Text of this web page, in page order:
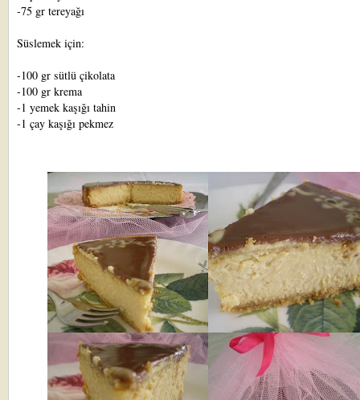
-75 gr tereyağı
Süslemek için:
-100 gr sütlü çikolata
-100 gr krema
-1 yemek kaşığı tahin
-1 çay kaşığı pekmez